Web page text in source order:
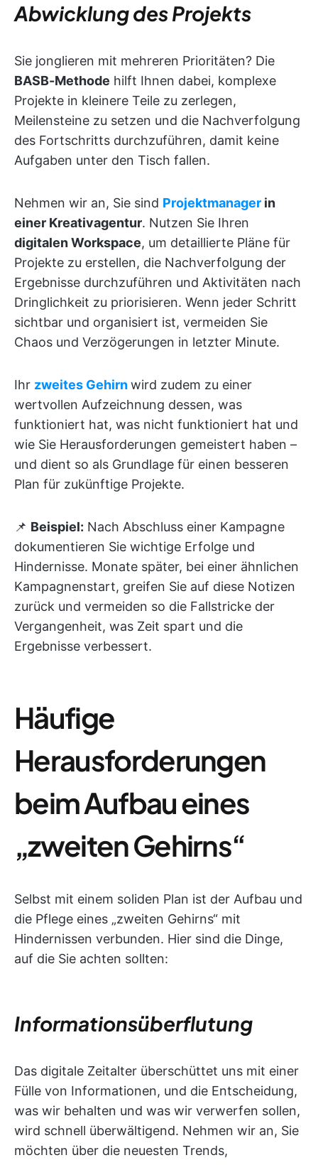
Abwicklung des Projekts
Sie jonglieren mit mehreren Prioritäten? Die
BASB-Methode hilft Ihnen dabei, komplexe
Projekte in kleinere Teile zu zerlegen,
Meilensteine zu setzen und die Nachverfolgung
des Fortschritts durchzuführen, damit keine
Aufgaben unter den Tisch fallen.
Nehmen wir an, Sie sind Projektmanager in
einer Kreativagentur. Nutzen Sie Ihren
digitalen Workspace, um detaillierte Pläne für
Projekte zu erstellen, die Nachverfolgung der
Ergebnisse durchzuführen und Aktivitäten nach
Dringlichkeit zu priorisieren. Wenn jeder Schritt
sichtbar und organisiert ist, vermeiden Sie
Chaos und Verzögerungen in letzter Minute.
Ihr zweites Gehirnwird zudem zu einer
wertvollen Aufzeichnung dessen, was
funktioniert hat, was nicht funktioniert hat und
wie Sie Herausforderungen gemeistert haben –
und dient so als Grundlage für einen besseren
Plan für zukünftige Projekte.
📌 Beispiel: Nach Abschluss einer Kampagne
dokumentieren Sie wichtige Erfolge und
Hindernisse. Monate später, bei einer ähnlichen
Kampagnenstart, greifen Sie auf diese Notizen
zurück und vermeiden so die Fallstricke der
Vergangenheit, was Zeit spart und die
Ergebnisse verbessert.
Häufige
Herausforderungen
beim Aufbau eines
„zweiten Gehirns“
Selbst mit einem soliden Plan ist der Aufbau und
die Pflege eines „zweiten Gehirns“ mit
Hindernissen verbunden. Hier sind die Dinge,
auf die Sie achten sollten:
Informationsüberflutung
Das digitale Zeitalter überschüttet uns mit einer
Fülle von Informationen, und die Entscheidung,
was wir behalten und was wir verwerfen sollen,
wird schnell überwältigend. Nehmen wir an, Sie
möchten über die neuesten Trends,